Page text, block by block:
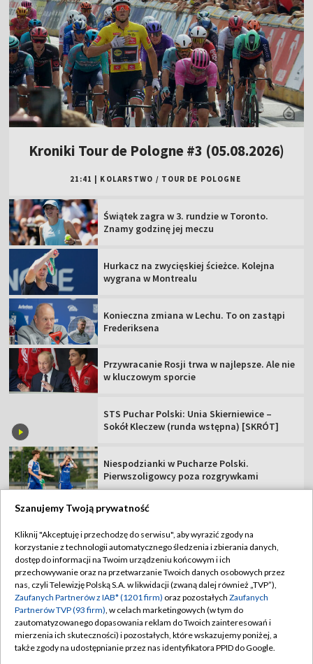
Kroniki Tour de Pologne #3 (05.08.2026)
21:41 KOLARSTWO / TOUR DE POLOGNE
Świątek zagra w 3. rundzie w Toronto.
Znamy godzinę jej meczu
Hurkacz na zwycięskiej ścieżce. Kolejna
wygrana w Montrealu
Konieczna zmiana w Lechu. To on zastąpi
Frederiksena
Przywracanie Rosji trwa w najlepsze. Ale nie
w kluczowym sporcie
STS Puchar Polski: Unia Skierniewice –
Sokół Kleczew (runda wstępna) [SKRÓT]
Niespodzianki w Pucharze Polski.
Pierwszoligowcy poza rozgrywkami
TVP
Abonament TVP
Sklep TVP
Biuro Reklamy
Oferta Handlowa
Regulamin TVP
Polityka prywatności
Moje zgody
Biuro reklamy
Szanujemy Twoją prywatność
Kliknij "Akceptuję i przechodzę do serwisu", aby wyrazić zgody na
korzystanie z technologii automatycznego śledzenia i zbierania danych,
dostęp do informacji na Twoim urządzeniu końcowym i ich
przechowywanie oraz na przetwarzanie Twoich danych osobowych przez
nas, czyli Telewizję Polską S.A. w likwidacji (zwaną dalej również „TVP”),
Zaufanych Partnerów z IAB* (1201 firm) oraz pozostałych Zaufanych
Partnerów TVP (93 firm), w celach marketingowych (w tym do
zautomatyzowanego dopasowania reklam do Twoich zainteresowań i
mierzenia ich skuteczności) i pozostałych, które wskazujemy poniżej, a
także zgody na udostępnianie przez nas identyfikatora PPID do Google.